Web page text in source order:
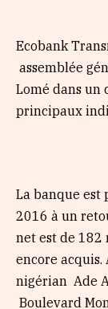
Ecobank
assemblée
Lomé dans un
principaux
La banque est
2016 à un
net est de 182
encore
nigérian Ade
Boulevard